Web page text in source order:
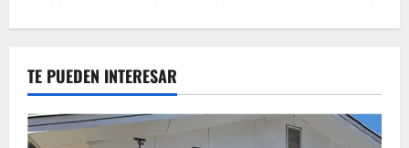
TE PUEDEN INTERESAR